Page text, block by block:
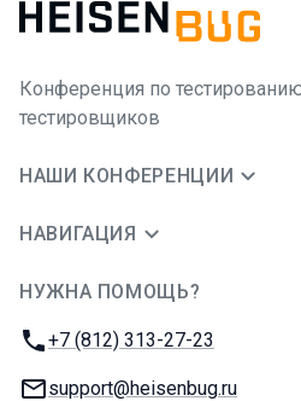
Конференция по
тестировщиков
НАШИ КОНФЕРЕНЦИИ
НАВИГАЦИЯ
НУЖНА ПОМОЩЬ?
Телефон:
+7 (812) 313-27-23
E-mail:
support@heisenbug.ru